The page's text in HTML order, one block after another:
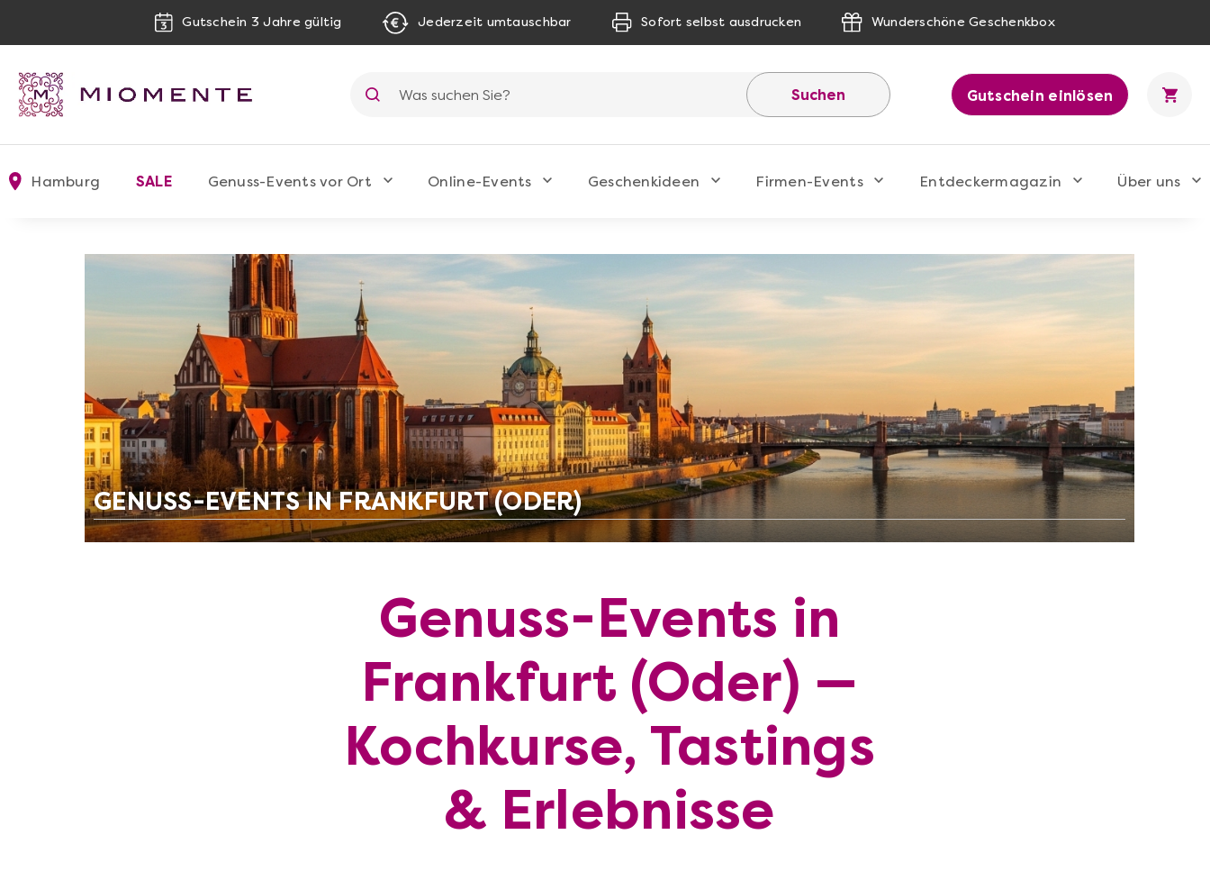
Gutschein 3 Jahre gültig Jederzeit umtauschbar Sofort selbst ausdrucken Wunderschöne Geschenkbox
Suchen Gutschein einlösen
Hamburg SALE Genuss-Events vor Ort Online-Events Geschenkideen Firmen-Events Entdeckermagazin Über uns
GENUSS-EVENTS IN FRANKFURT (ODER)
Genuss-Events in
Frankfurt (Oder) —
Kochkurse, Tastings
& Erlebnisse